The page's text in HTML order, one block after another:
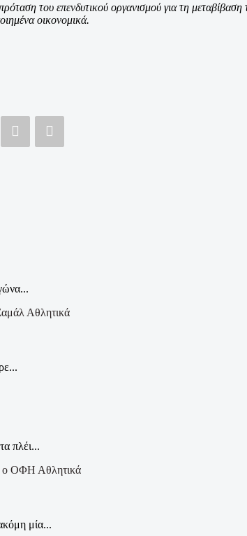
του επενδυτικού οργανισμού για τη
οικονομικά.
Αθλητικά
πλέι...
Αθλητικά
μία...